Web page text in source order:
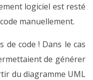
logiciel est resté
manuellement.
code ! Dans le cas
de générer
du diagramme UML